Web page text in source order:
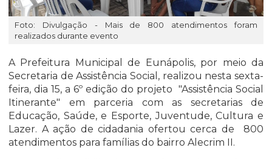
Foto: Divulgação - Mais de 800 atendimentos foram
realizados durante evento
A Prefeitura Municipal de Eunápolis, por meio da
Secretaria de Assistência Social, realizou nesta sexta-
feira, dia 15, a 6º edição do projeto "Assistência Social
Itinerante" em parceria com as secretarias de
Educação, Saúde, e Esporte, Juventude, Cultura e
Lazer. A ação de cidadania ofertou cerca de 800
atendimentos para famílias do bairro Alecrim II.